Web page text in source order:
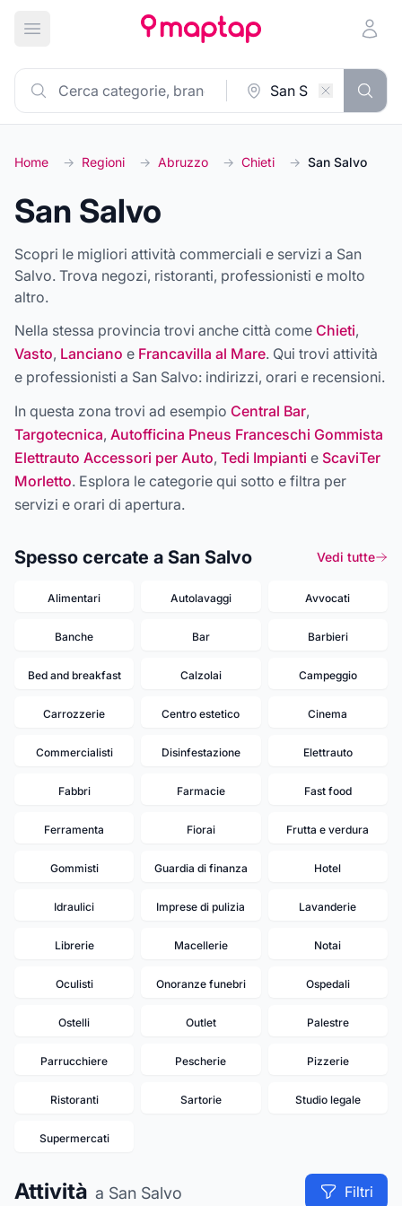
Apri menu principale
Home → Regioni → Abruzzo → Chieti → San Salvo
San Salvo
Scopri le migliori attività commerciali e servizi a San
Salvo. Trova negozi, ristoranti, professionisti e molto
altro.
Nella stessa provincia trovi anche città come Chieti,
Vasto, Lanciano e Francavilla al Mare. Qui trovi attività
e professionisti a San Salvo: indirizzi, orari e recensioni.
In questa zona trovi ad esempio Central Bar,
Targotecnica, Autofficina Pneus Franceschi Gommista
Elettrauto Accessori per Auto, Tedi Impianti e ScaviTer
Morletto. Esplora le categorie qui sotto e filtra per
servizi e orari di apertura.
Spesso cercate a San Salvo Vedi tutte
Alimentari Autolavaggi Avvocati
Banche Bar Barbieri
Bed and breakfast Calzolai Campeggio
Carrozzerie Centro estetico Cinema
Commercialisti Disinfestazione Elettrauto
Fabbri Farmacie Fast food
Ferramenta Fiorai Frutta e verdura
Gommisti Guardia di finanza Hotel
Idraulici Imprese di pulizia Lavanderie
Librerie Macellerie Notai
Oculisti Onoranze funebri Ospedali
Ostelli Outlet Palestre
Parrucchiere Pescherie Pizzerie
Ristoranti Sartorie Studio legale
Supermercati
Attività a San Salvo Filtri